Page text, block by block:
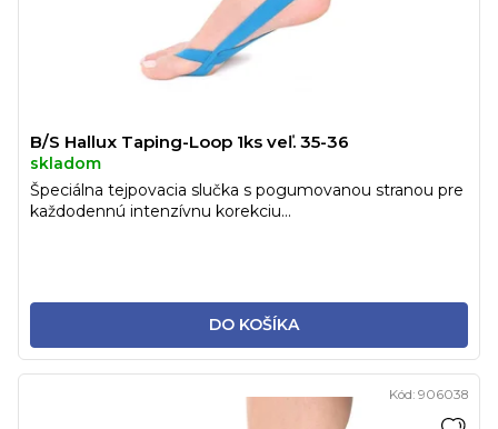
B/S Hallux Taping-Loop 1ks veľ. 35-36
skladom
DO KOŠÍKA
Špeciálna tejpovacia slučka s pogumovanou stranou pre
každodennú intenzívnu korekciu...
Kód: 906038